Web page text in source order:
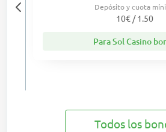
Depósito y cuota
10€ / 1.50
Para Sol Casino
Todos los